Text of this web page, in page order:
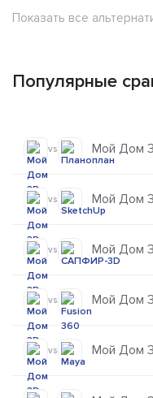
Показать все
Популярные
vs Мой Дом
vs Мой Дом
vs Мой Дом
vs Мой Дом
vs Мой Дом